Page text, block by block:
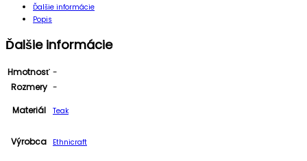
black
Ďalšie informácie
Popis
Ďalšie informácie
Hmotnosť -
Rozmery -
Materiál
Teak
Výrobca Ethnicraft